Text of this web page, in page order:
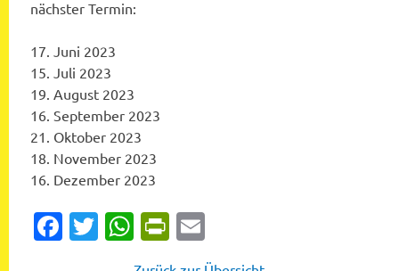
nächster Termin:
17. Juni 2023
15. Juli 2023
19. August 2023
16. September 2023
21. Oktober 2023
18. November 2023
16. Dezember 2023
Facebook
Twitter
WhatsApp
PrintFriendly